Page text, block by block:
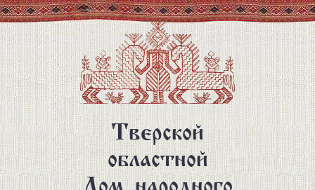
Перейти
к
основному
содержанию
Тверской
областной
Дом народного